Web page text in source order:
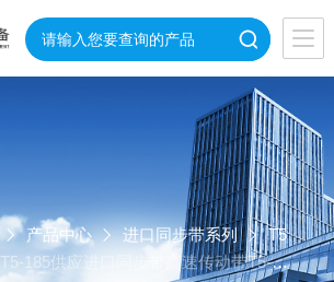
产品中心 进口同步带系列
T5
T5-185供应进口同步带高速传动带T5-18